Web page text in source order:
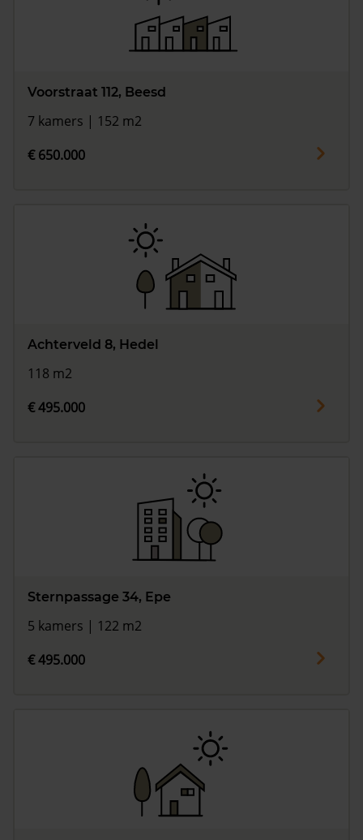
Voorstraat 112, Beesd
7 kamers | 152 m2
€ 650.000
Achterveld 8, Hedel
118 m2
€ 495.000
Sternpassage 34, Epe
5 kamers | 122 m2
€ 495.000